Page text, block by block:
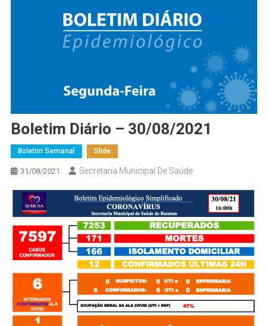
Boletim Diário – 30/08/2021
Boletim Semanal Slide
31/08/2021 Secretaria Municipal De Saúde